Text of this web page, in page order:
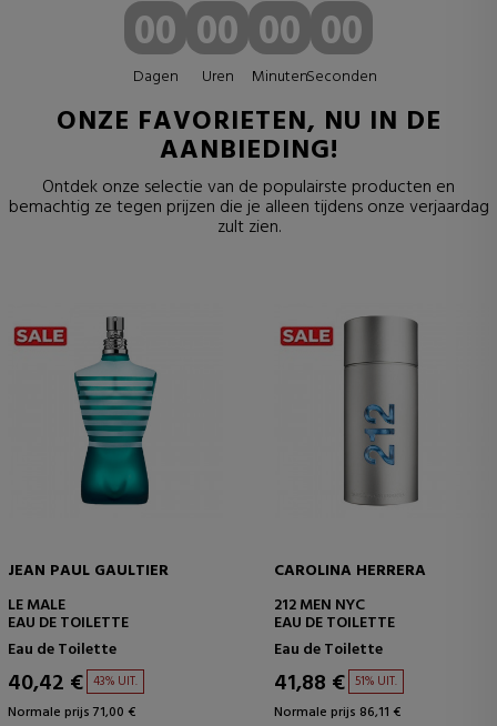
00
Dagen
00
Uren
00
Minuten
00
Seconden
ONZE FAVORIETEN, NU IN DE
AANBIEDING!
Ontdek onze selectie van de populairste producten en
bemachtig ze tegen prijzen die je alleen tijdens onze verjaardag
zult zien.
JEAN PAUL GAULTIER
LE MALE
EAU DE TOILETTE
Eau de Toilette
40,42 € 43% UIT.
Normale prijs 71,00 €
CAROLINA HERRERA
212 MEN NYC
EAU DE TOILETTE
Eau de Toilette
41,88 € 51% UIT.
Normale prijs 86,11 €